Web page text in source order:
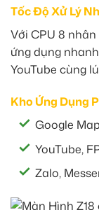
Tốc Độ Xử Lý
Với CPU 8
ứng dụng
YouTube cùng
Kho Ứng Dụng
Google
YouTube,
Zalo,